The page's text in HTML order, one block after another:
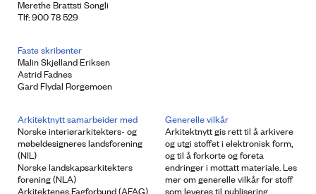
Merethe Brattsti Songli
Tlf: 900 78 529
Faste skribenter
Malin Skjelland Eriksen
Astrid Fadnes
Gard Flydal Rorgemoen
Arkitektnytt samarbeider med
Norske interiørarkitekters- og
møbeldesigneres landsforening
(NIL)
Norske landskapsarkitekters
forening (NLA)
Arkitektenes Fagforbund (AFAG)
Generelle vilkår
Arkitektnytt gis rett til å arkivere
og utgi stoffet i elektronisk form,
og til å forkorte og foreta
endringer i mottatt materiale. Les
mer om generelle vilkår for stoff
som leveres til publisering.